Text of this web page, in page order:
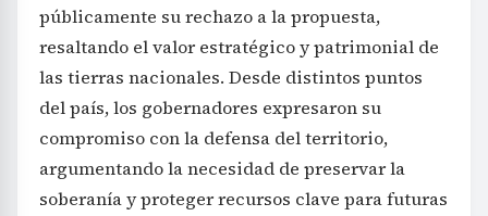
públicamente su rechazo a la propuesta,
resaltando el valor estratégico y patrimonial de
las tierras nacionales. Desde distintos puntos
del país, los gobernadores expresaron su
compromiso con la defensa del territorio,
argumentando la necesidad de preservar la
soberanía y proteger recursos clave para futuras